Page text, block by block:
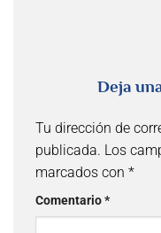
Deja
Tu dirección de
publicada. Los
marcados con *
Comentario*